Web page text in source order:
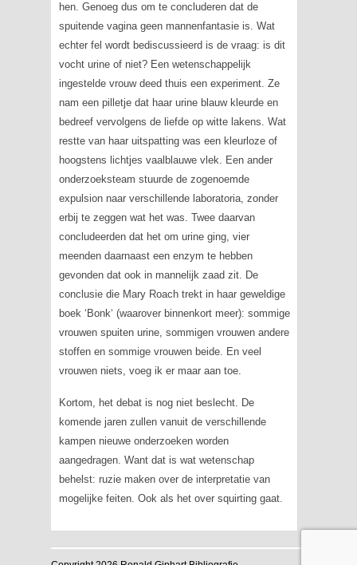
hen. Genoeg dus om te concluderen dat de
spuitende vagina geen mannenfantasie is. Wat
echter fel wordt bediscussieerd is de vraag: is dit
vocht urine of niet? Een wetenschappelijk
ingestelde vrouw deed thuis een experiment. Ze
nam een pilletje dat haar urine blauw kleurde en
bedreef vervolgens de liefde op witte lakens. Wat
restte van haar uitspatting was een kleurloze of
hoogstens lichtjes vaalblauwe vlek. Een ander
onderzoeksteam stuurde de zogenoemde
expulsion naar verschillende laboratoria, zonder
erbij te zeggen wat het was. Twee daarvan
concludeerden dat het om urine ging, vier
meenden daarnaast een enzym te hebben
gevonden dat ook in mannelijk zaad zit. De
conclusie die Mary Roach trekt in haar geweldige
boek ‘ Bonk‘ (waarover binnenkort meer): sommige
vrouwen spuiten urine, sommigen vrouwen andere
stoffen en sommige vrouwen beide. En veel
vrouwen niets, voeg ik er maar aan toe.
Kortom, het debat is nog niet beslecht. De
komende jaren zullen vanuit de verschillende
kampen nieuwe onderzoeken worden
aangedragen. Want dat is wat wetenschap
behelst: ruzie maken over de interpretatie van
mogelijke feiten. Ook als het over squirting gaat.